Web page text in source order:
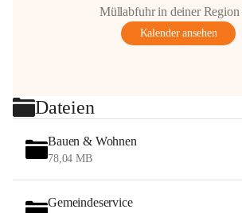
Müllabfuhr in deiner Region
Kalender ansehen
Dateien
Bauen & Wohnen
78,04 MB
Gemeindeservice